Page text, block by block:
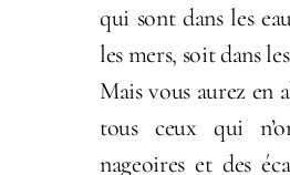
qui sont dans les
les mers, soit dans
Mais vous aurez en
tous ceux qui
nageoires et des